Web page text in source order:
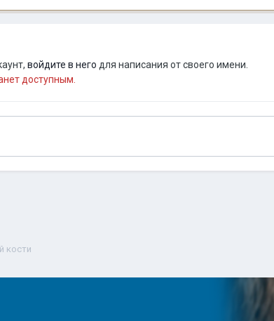
войдите в него для написания от своего имени.
доступным.
кости